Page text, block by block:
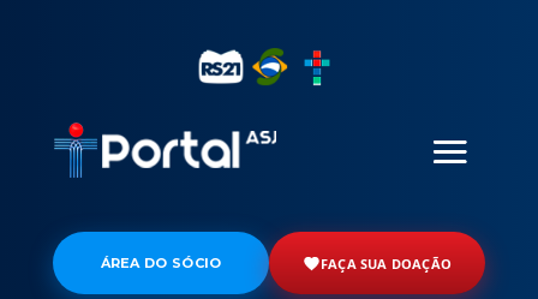
ÁREA DO SÓCIO FAÇA SUA DOAÇÃO